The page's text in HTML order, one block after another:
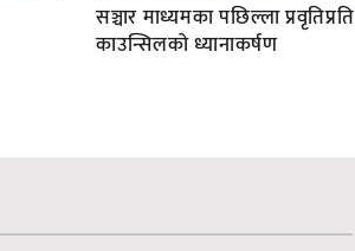
सञ्चार माध्यमका पछिल्ला प्रवृतिप्रति
काउन्सिलको ध्यानाकर्षण